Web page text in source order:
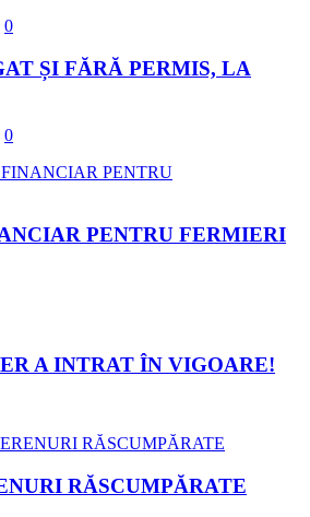
0
ȘI FĂRĂ PERMIS, LA
0
PENTRU FERMIERI
ÎN FĂURAR”
A INTRAT ÎN
A INTRAT ÎN VIGOARE!
RĂSCUMPĂRATE